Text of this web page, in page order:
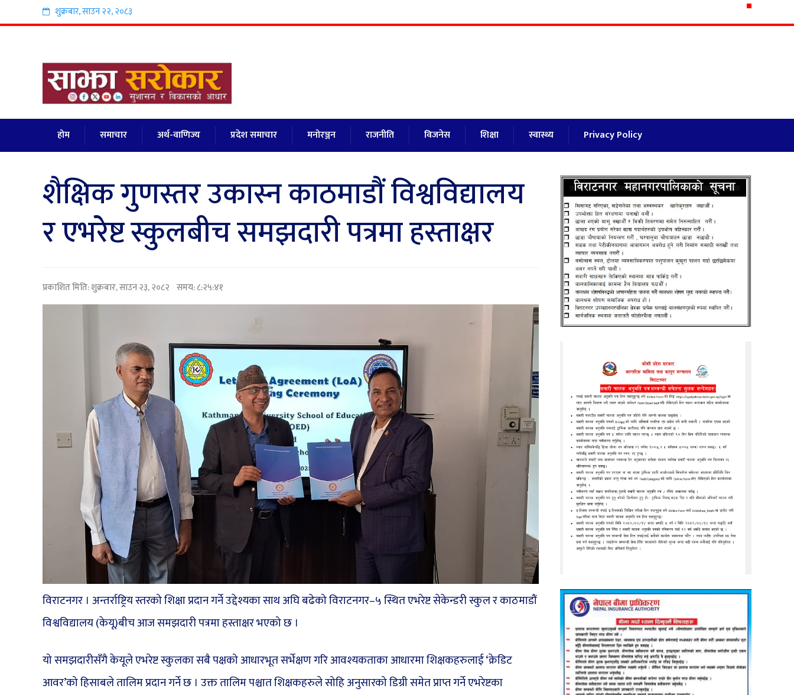
शुक्रबार,साउन२२,२०८३
होम समाचार अर्थ-वाणिज्य प्रदेश समाचार मनोरञ्जन राजनीति विजनेस शिक्षा स्वास्थ्य Privacy Policy
शैक्षिक गुणस्तर उकास्न काठमाडौं विश्वविद्यालय
र एभरेष्ट स्कुलबीच समझदारी पत्रमा हस्ताक्षर
प्रकाशित मिति:शुक्रबार, साउन २३, २०८२ समय: ८:२५:४१
विराटनगर । अन्तर्राष्ट्रिय स्तरको शिक्षा प्रदान गर्ने उद्देश्यका साथ अघि बढेको विराटनगर–५ स्थित एभरेष्ट सेकेन्डरी स्कुल र काठमाडौं
विश्वविद्यालय (केयू)बीच आज समझदारी पत्रमा हस्ताक्षर भएको छ ।
यो समझदारीसँगै केयूले एभरेष्ट स्कुलका सबै पक्षको आधारभूत सर्भेक्षण गरि आवश्यकताका आधारमा शिक्षकहरुलाई ‘क्रेडिट
आवर’को हिसाबले तालिम प्रदान गर्ने छ । उक्त तालिम पश्चात शिक्षकहरुले सोहि अनुसारको डिग्री समेत प्राप्त गर्ने एभरेष्टका